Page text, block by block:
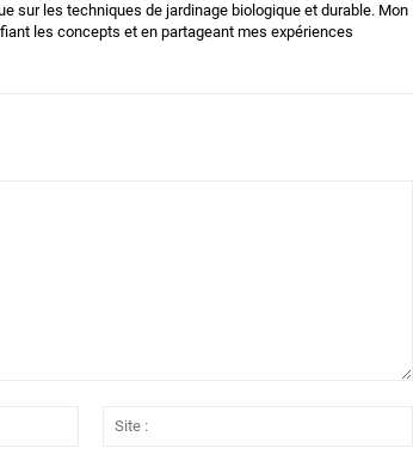
sur les techniques de jardinage biologique et durable. Mon
les concepts et en partageant mes expériences
Email